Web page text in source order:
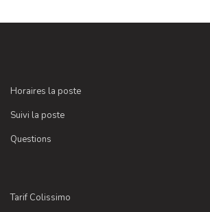
Horaires la poste
Suivi la poste
Questions
Tarif Colissimo